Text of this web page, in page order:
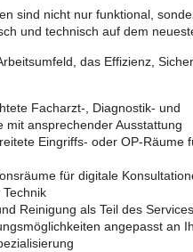
sind nicht nur funktional,
und technisch auf dem
das Effizienz,
Facharzt-, Diagnostik- und
mit ansprechender Ausstattung
Eingriffs- oder OP-Räume
für digitale
Reinigung als Teil des Services
angepasst an